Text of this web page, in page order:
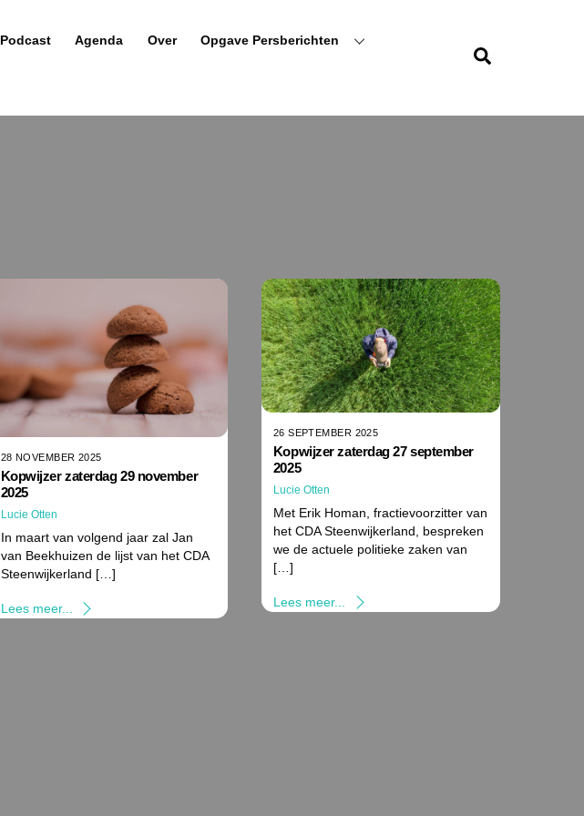
Podcast Agenda Over Opgave Persberichten
28 NOVEMBER 2025
Kopwijzer zaterdag 29 november
2025
Lucie Otten
In maart van volgend jaar zal Jan
van Beekhuizen de lijst van het CDA
Steenwijkerland […]
Lees meer...
26 SEPTEMBER 2025
Kopwijzer zaterdag 27 september
2025
Lucie Otten
Met Erik Homan, fractievoorzitter van
het CDA Steenwijkerland, bespreken
we de actuele politieke zaken van
[…]
Lees meer...